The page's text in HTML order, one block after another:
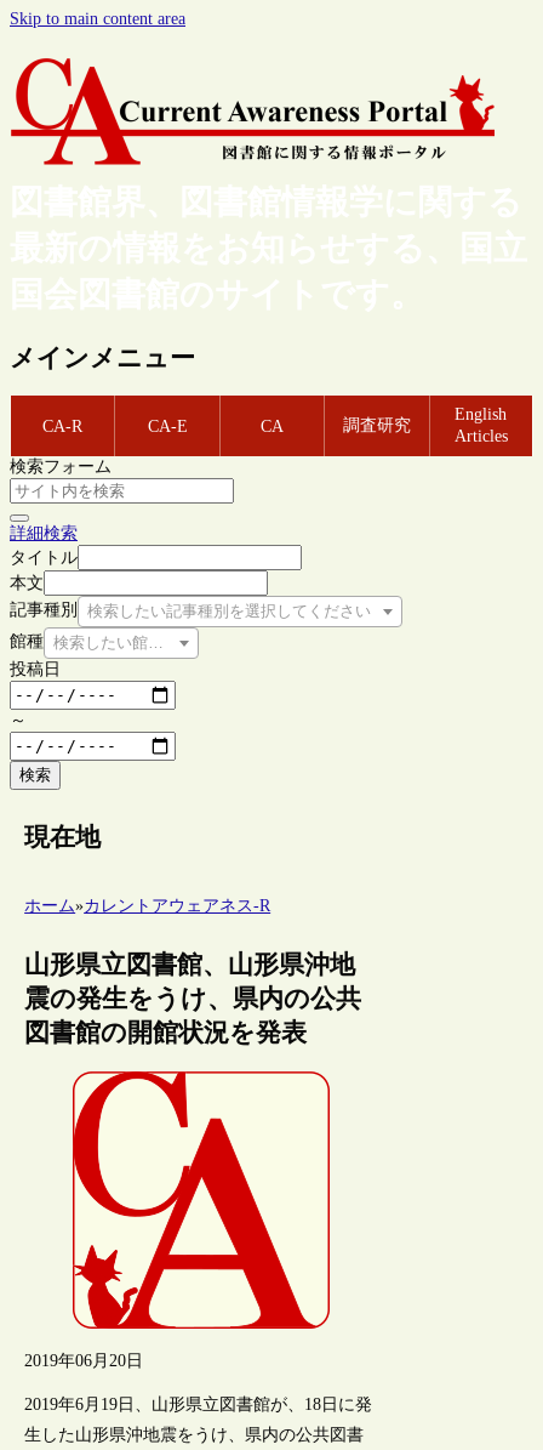
Skip to main content area
図書館界、図書館情報学に関する
最新の情報をお知らせする、国立
国会図書館のサイトです。
メインメニュー
CA-R CA-E CA 調査研究
English
Articles
検索フォーム
詳細検索
タイトル
本文
記事種別
検索したい記事種別を選択してください
館種 検索したい館種を選択してください
投稿日
～
検索
現在地
ホーム»カレントアウェアネス-R
山形県立図書館、山形県沖地
震の発生をうけ、県内の公共
図書館の開館状況を発表
2019年06月20日
2019年6月19日、山形県立図書館が、18日に発
生した山形県沖地震をうけ、県内の公共図書